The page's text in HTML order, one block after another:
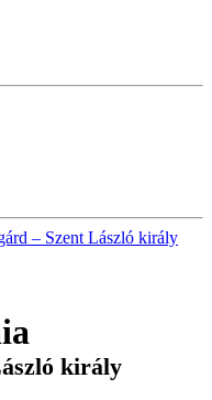
– Szent László király
király